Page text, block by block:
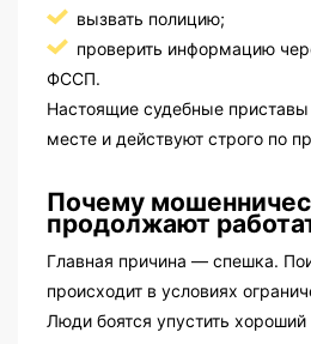
вызвать полицию;
проверить информацию
ФССП.
Настоящие судебные приставы
месте и действуют строго по
Почему
продолжают
Главная причина — спешка.
происходит в условиях
Люди боятся упустить хороший